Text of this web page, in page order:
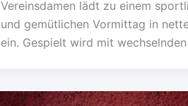
Vereinsdamen lädt zu einem
und gemütlichen Vormittag in
ein. Gespielt wird mit wechselnden